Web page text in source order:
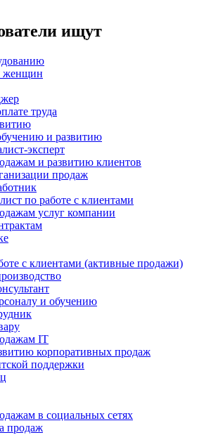
ищут
женщин
труда
и развитию
эксперт
и развитию клиентов
продаж
по работе с клиентами
услуг компании
с клиентами (активные продажи)
и обучению
IT
корпоративных продаж
поддержки
в социальных сетях
продаж